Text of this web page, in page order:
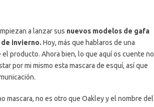
a lanzar sus nuevos modelos de gafa
de invierno. Hoy, más que hablaros de una
producto. Ahora bien, lo que aquí os cuente no
por mi mismo esta mascara de esquí, así que
mascara, no es otro que Oakley y el nombre del